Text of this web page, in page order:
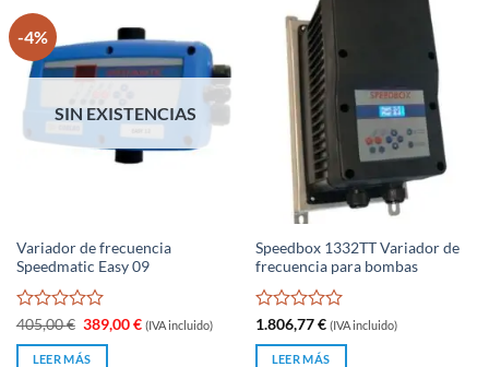
-4%
SIN EXISTENCIAS
Variador de frecuencia
Speedmatic Easy 09
Valorado
con
405,00€ El
precio
original
389,00€El
precio
(IVA incluido)
LEER MÁS
Speedbox 1332TT Variador de
frecuencia para bombas
Valorado
con
1.806,77€ (IVA incluido)
LEER MÁS